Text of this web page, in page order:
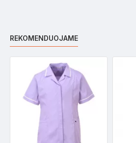
REKOMENDUOJAME